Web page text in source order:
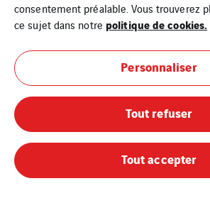
Mentions légales
Cookies
Plan du site
consentement préalable. Vous trouverez
ce sujet dans notre politique de cookies.
Personnaliser
Tout refuser
Tout accepter